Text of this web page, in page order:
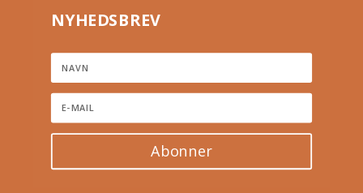
NYHEDSBREV
Abonner